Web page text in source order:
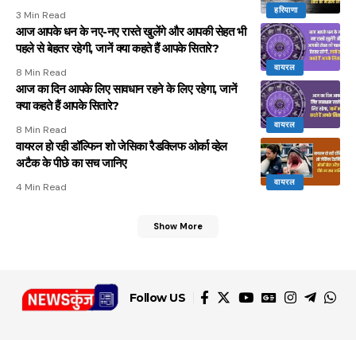
हरियाणा
3 Min Read
वायरल
आज आपके धन के नए-नए रास्ते खुलेंगे और आपकी सेहत भी
पहले से बेहतर रहेगी, जानें क्या कहते हैं आपके सितारे?
8 Min Read
वायरल
आज का दिन आपके लिए सावधान रहने के लिए रहेगा, जानें
क्या कहते हैं आपके सितारे?
8 Min Read
वायरल
वायरल हो रही डॉल्फिन शो जेसिका रैडक्लिफ ओर्का व्हेल
अटैक के पीछे का सच जानिए
4 Min Read
Show More
Follow US